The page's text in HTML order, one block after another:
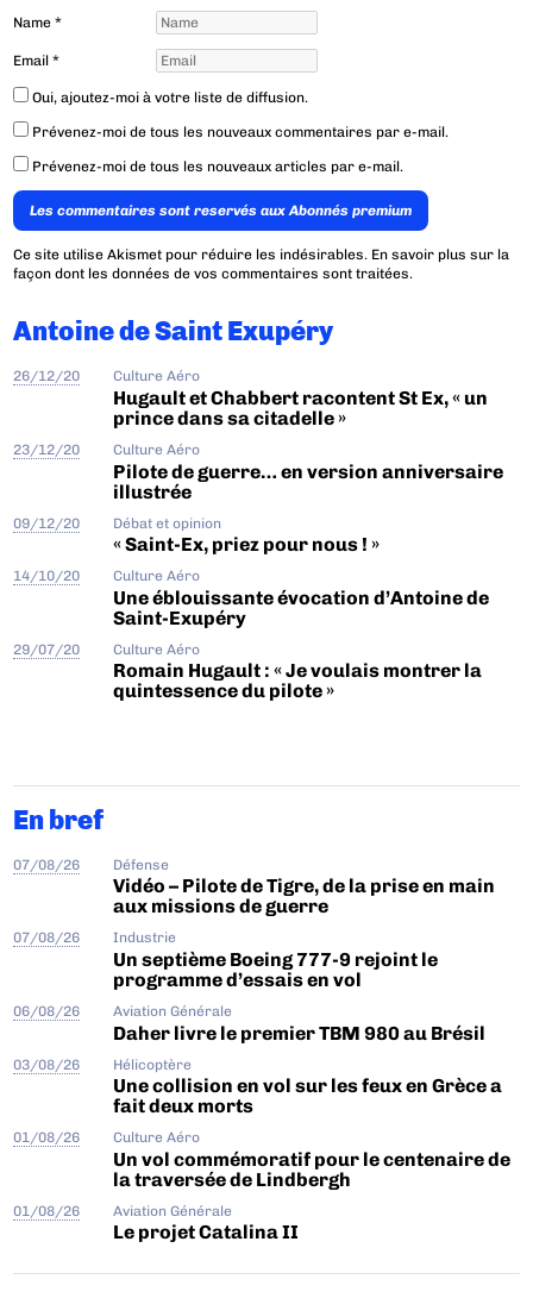
Name*
Email*
Oui, ajoutez-moi à votre liste de diffusion.
Prévenez-moi de tous les nouveaux commentaires par e-mail.
Prévenez-moi de tous les nouveaux articles par e-mail.
Les commentaires sont reservés aux Abonnés premium
Ce site utilise Akismet pour réduire les indésirables. En savoir plus sur la
façon dont les données de vos commentaires sont traitées.
Antoine de Saint Exupéry
26/12/20 Culture Aéro
Hugault et Chabbert racontent St Ex, « un
prince dans sa citadelle »
23/12/20 Culture Aéro
Pilote de guerre… en version anniversaire
illustrée
09/12/20 Débat et opinion
« Saint-Ex, priez pour nous ! »
14/10/20 Culture Aéro
Une éblouissante évocation d’Antoine de
Saint-Exupéry
29/07/20 Culture Aéro
Romain Hugault : « Je voulais montrer la
quintessence du pilote »
En bref
07/08/26 Défense
Vidéo – Pilote de Tigre, de la prise en main
aux missions de guerre
07/08/26 Industrie
Un septième Boeing 777-9 rejoint le
programme d’essais en vol
06/08/26 Aviation Générale
Daher livre le premier TBM 980 au Brésil
03/08/26 Hélicoptère
Une collision en vol sur les feux en Grèce a
fait deux morts
01/08/26 Culture Aéro
Un vol commémoratif pour le centenaire de
la traversée de Lindbergh
01/08/26 Aviation Générale
Le projet Catalina II